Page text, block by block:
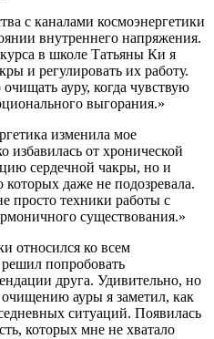
с каналами космоэнергетики
внутреннего напряжения.
в школе Татьяны Ки я
и регулировать их работу.
ауру, когда чувствую
выгорания.»
изменила мое
избавилась от хронической
сердечной чакры, но и
которых даже не подозревала.
просто техники работы с
существования.»
относился ко всем
попробовать
друга. Удивительно, но
ауры я заметил, как
ситуаций. Появилась
которых мне не хватало